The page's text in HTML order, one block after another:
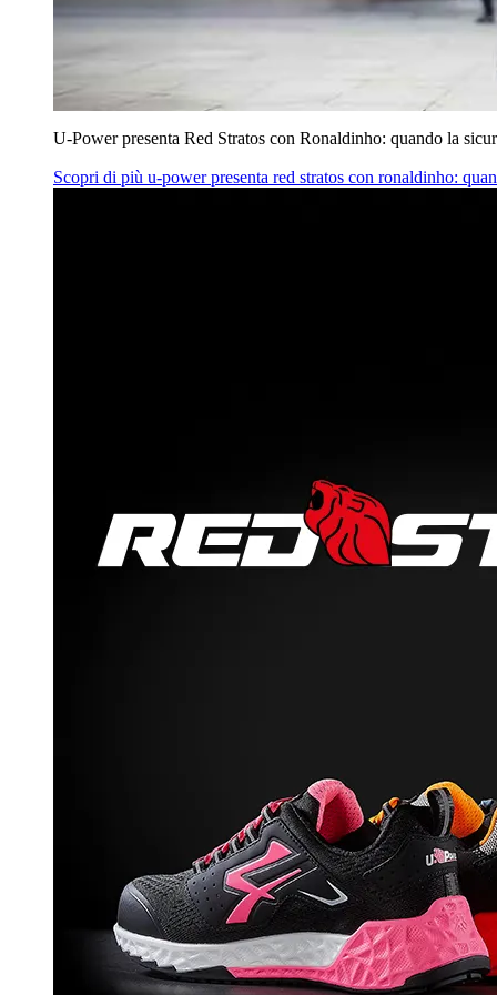
U‑Power presenta Red Stratos con Ronaldinho: quando la
Scopri di più u‑power presenta red stratos con ronaldinho: